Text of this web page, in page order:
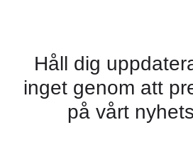
Håll dig
inget genom att
på vårt